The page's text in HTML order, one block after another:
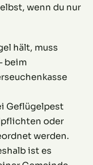
wenn du nur
hält, muss
beim
Geflügelpest
oder
werden.
ist es